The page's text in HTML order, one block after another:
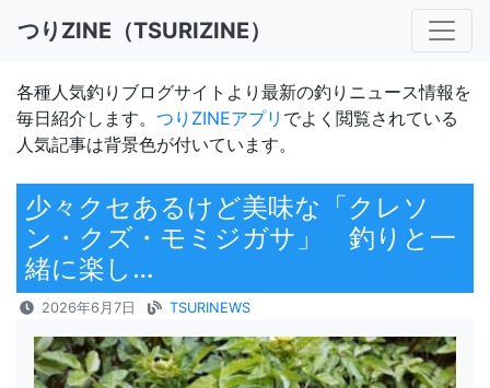
つりZINE（TSURIZINE）
各種人気釣りブログサイトより最新の釣りニュース情報を
毎日紹介します。 つりZINEアプリ でよく閲覧されている
人気記事は背景色が付いています。
少々クセあるけど美味な「クレソ
ン・クズ・モミジガサ」 釣りと一
緒に楽し…
2026年6月7日 TSURINEWS